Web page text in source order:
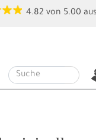
4.82 von 5.00 aus